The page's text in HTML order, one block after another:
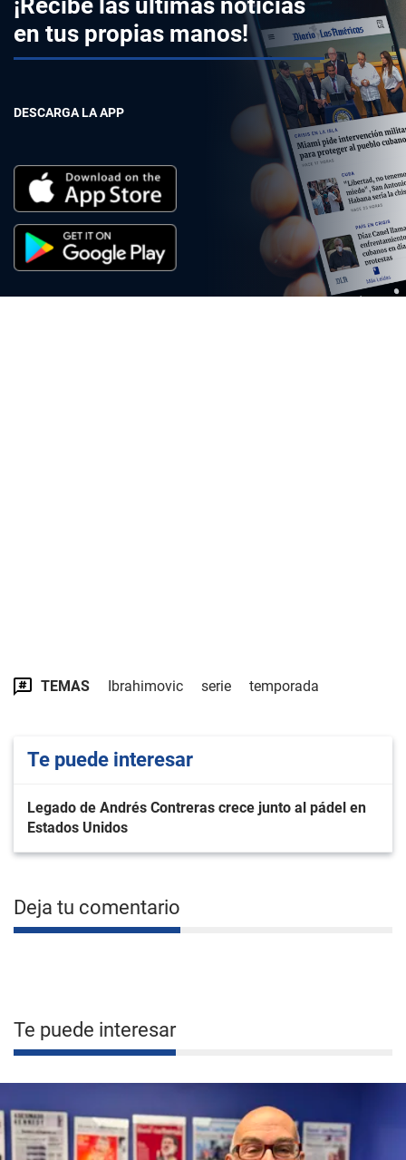
¡Recibe las últimas noticias
en tus propias manos!
DESCARGA LA APP
TEMAS Ibrahimovic serie temporada
Te puede interesar
Legado de Andrés Contreras crece junto al pádel en
Estados Unidos
Deja tu comentario
Te puede interesar